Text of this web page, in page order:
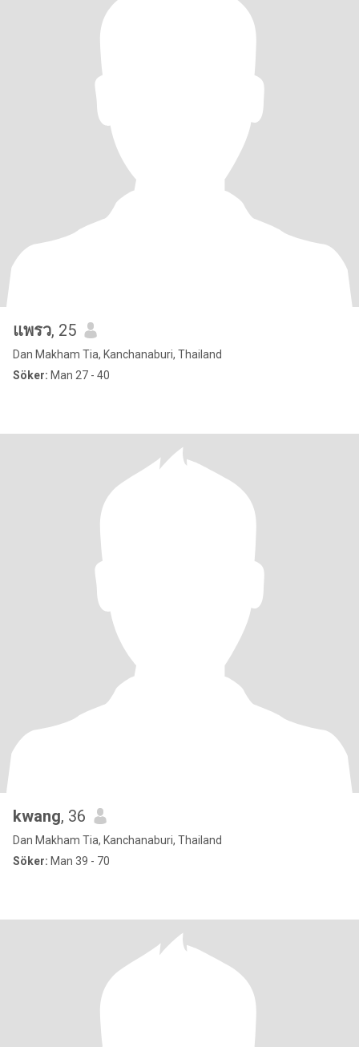
แพรว, 25
Dan Makham Tia, Kanchanaburi, Thailand
Söker: Man 27 - 40
kwang, 36
Dan Makham Tia, Kanchanaburi, Thailand
Söker: Man 39 - 70